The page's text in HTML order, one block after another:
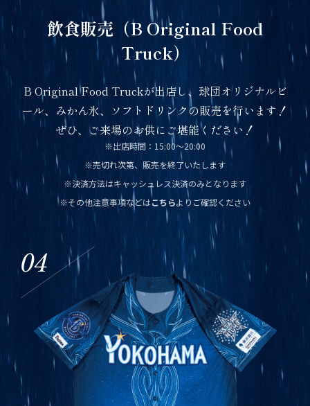
飲食販売（B Original Food
Truck）
B Original Food Truckが出店し、球団オリジナルビ
ール、みかん氷、ソフトドリンクの販売を行います！
ぜひ、ご来場のお供にご堪能ください！
※出店時間：15:00～20:00
※売切れ次第、販売を終了いたします
※決済方法はキャッシュレス決済のみとなります
※その他注意事項などはこちらよりご確認ください
04